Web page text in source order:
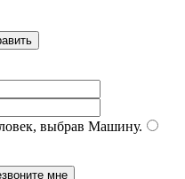
выбрав Машину.